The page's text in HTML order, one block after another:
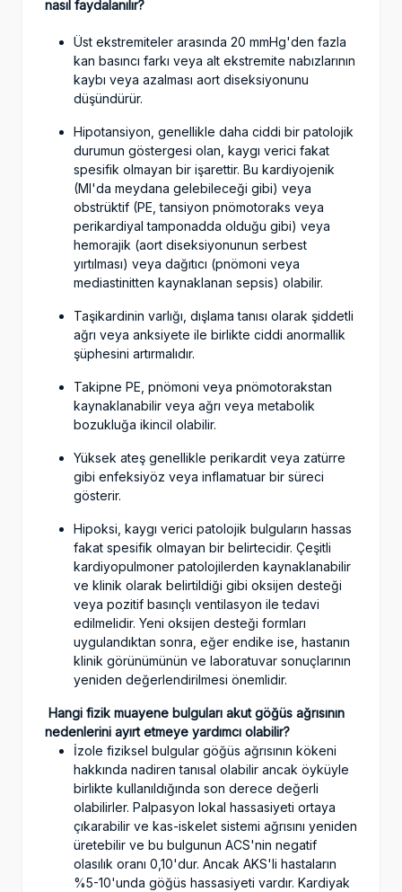
nasıl faydalanılır?
Üst ekstremiteler arasında 20 mmHg'den fazla
kan basıncı farkı veya alt ekstremite nabızlarının
kaybı veya azalması aort diseksiyonunu
düşündürür.
Hipotansiyon, genellikle daha ciddi bir patolojik
durumun göstergesi olan, kaygı verici fakat
spesifik olmayan bir işarettir. Bu kardiyojenik
(MI'da meydana gelebileceği gibi) veya
obstrüktif (PE, tansiyon pnömotoraks veya
perikardiyal tamponadda olduğu gibi) veya
hemorajik (aort diseksiyonunun serbest
yırtılması) veya dağıtıcı (pnömoni veya
mediastinitten kaynaklanan sepsis) olabilir.
Taşikardinin varlığı, dışlama tanısı olarak şiddetli
ağrı veya anksiyete ile birlikte ciddi anormallik
şüphesini artırmalıdır.
Takipne PE, pnömoni veya pnömotorakstan
kaynaklanabilir veya ağrı veya metabolik
bozukluğa ikincil olabilir.
Yüksek ateş genellikle perikardit veya zatürre
gibi enfeksiyöz veya inflamatuar bir süreci
gösterir.
Hipoksi, kaygı verici patolojik bulguların hassas
fakat spesifik olmayan bir belirtecidir. Çeşitli
kardiyopulmoner patolojilerden kaynaklanabilir
ve klinik olarak belirtildiği gibi oksijen desteği
veya pozitif basınçlı ventilasyon ile tedavi
edilmelidir. Yeni oksijen desteği formları
uygulandıktan sonra, eğer endike ise, hastanın
klinik görünümünün ve laboratuvar sonuçlarının
yeniden değerlendirilmesi önemlidir.
Hangi fizik muayene bulguları akut göğüs ağrısının
nedenlerini ayırt etmeye yardımcı olabilir?
İzole fiziksel bulgular göğüs ağrısının kökeni
hakkında nadiren tanısal olabilir ancak öyküyle
birlikte kullanıldığında son derece değerli
olabilirler. Palpasyon lokal hassasiyeti ortaya
çıkarabilir ve kas-iskelet sistemi ağrısını yeniden
üretebilir ve bu bulgunun ACS'nin negatif
olasılık oranı 0,10'dur. Ancak AKS'li hastaların
%5-10'unda göğüs hassasiyeti vardır. Kardiyak